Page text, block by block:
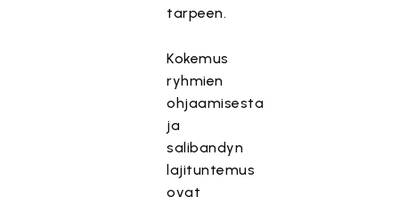
tarpeen.
Kokemus
ryhmien
ohjaamisesta
ja
salibandyn
lajituntemus
ovat